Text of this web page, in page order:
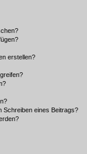
erstellen?
Schreiben eines Beitrags?